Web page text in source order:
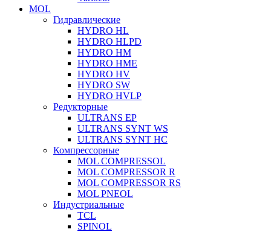
MOL
Гидравлические
HYDRO HL
HYDRO HLPD
HYDRO HM
HYDRO HME
HYDRO HV
HYDRO SW
HYDRO HVLP
Редукторные
ULTRANS EP
ULTRANS SYNT WS
ULTRANS SYNT HC
Компрессорные
MOL COMPRESSOL
MOL COMPRESSOR R
MOL COMPRESSOR RS
MOL PNEOL
Индустриальные
TCL
SPINOL